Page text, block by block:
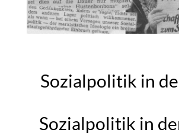
Sozialpolitik in
Sozialpolitik in